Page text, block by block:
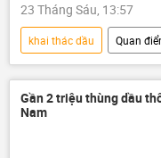
23 Tháng Sáu, 13:57
khai thác dầu
Quan
chuyên gia
Thế
Iran
Trung Đông
eo biển Hormuz
Gần 2 triệu thùng dầu
Nam